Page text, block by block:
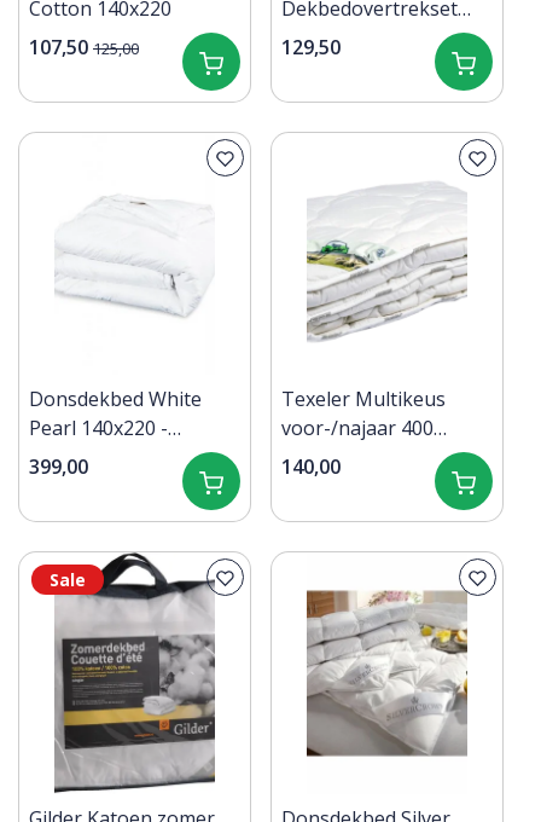
Cotton 140x220
107,50 125,00
Dekbedovertrekset
Lecce Satijn 400tc
140x200/220 cm
129,50
Donsdekbed White
Pearl 140x220 -
Voor-/Najaar
399,00
Texeler Multikeus
voor-/najaar 400
grams 140x220
140,00
Sale